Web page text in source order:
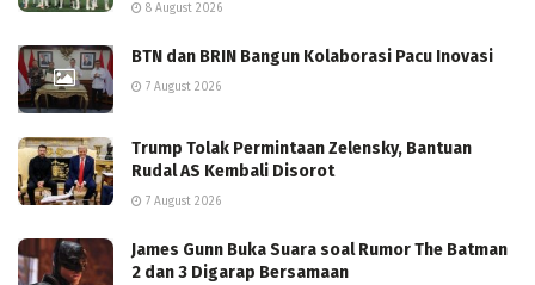
8 August 2026
BTN dan BRIN Bangun Kolaborasi Pacu Inovasi
7 August 2026
Trump Tolak Permintaan Zelensky, Bantuan
Rudal AS Kembali Disorot
7 August 2026
James Gunn Buka Suara soal Rumor The Batman
2 dan 3 Digarap Bersamaan